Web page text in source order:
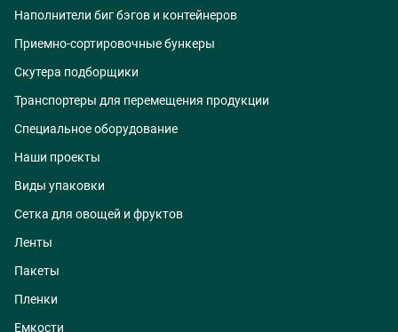
Наполнители биг бэгов и контейнеров
Приемно-сортировочные бункеры
Скутера подборщики
Транспортеры для перемещения продукции
Специальное оборудование
Наши проекты
Виды упаковки
Сетка для овощей и фруктов
Ленты
Пакеты
Пленки
Емкости